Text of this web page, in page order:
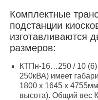
Комплектные
подстанции
изготавливаются
размеров:
КТПн-16…250 / 10 (6)
250кВА) имеет
1800 х 1645 х
высота). Общий вес